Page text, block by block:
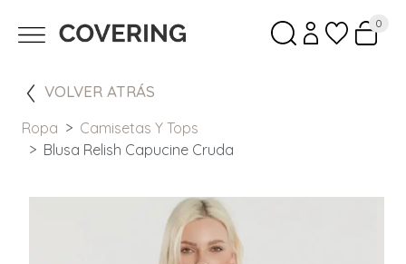
0
VOLVER ATRÁS
Ropa
Camisetas Y Tops
Blusa Relish Capucine Cruda